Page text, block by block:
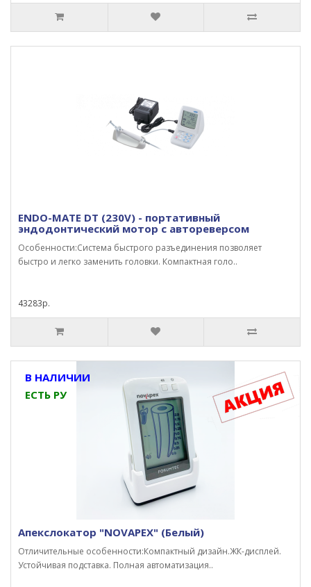
ENDO-MATE DT (230V) - портативный
эндодонтический мотор с автореверсом
Особенности:Система быстрого разъединения позволяет
быстро и легко заменить головки. Компактная голо..
43283р.
Апекслокатор "NOVAPEX" (Белый)
Отличительные особенности:Компактный дизайн.ЖК-дисплей.
Устойчивая подставка. Полная автоматизация..
В НАЛИЧИИ
ЕСТЬ РУ